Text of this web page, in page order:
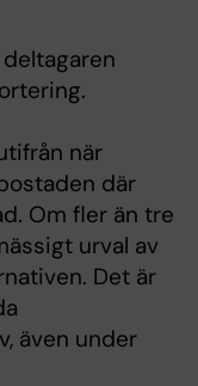
när
där
Om fler än tre
urval av
Det är
även under